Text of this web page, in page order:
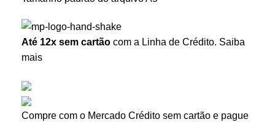
Até 12x sem cartão com a Linha de Crédito. Saiba
mais
Compre com o Mercado Crédito sem cartão e pague